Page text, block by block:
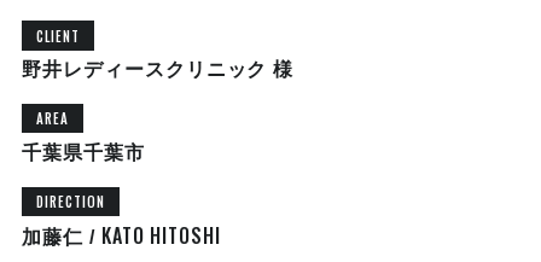
CLIENT
野井レディースクリニック 様
AREA
千葉県千葉市
DIRECTION
加藤仁 / KATO HITOSHI